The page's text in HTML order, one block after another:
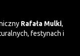
Rafała Mulki,
festynach i